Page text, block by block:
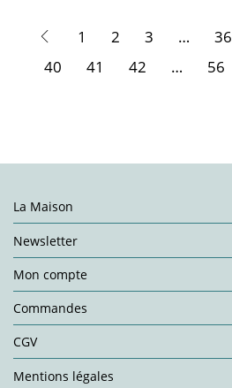
1 2 3 … 36
40
41 42 … 56
La Maison
Newsletter
Mon compte
Commandes
CGV
Mentions légales